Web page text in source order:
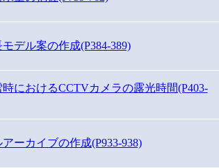
デル案の作成(P384-389)
におけるCCTVカメラの露光時間(P403-
ーカイブの作成(P933-938)